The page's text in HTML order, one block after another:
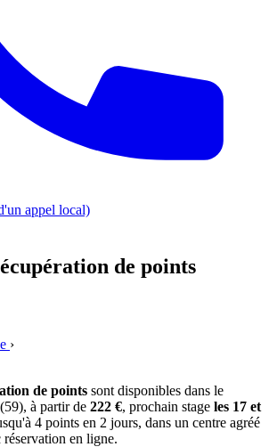
appel local)
de points
›
de points sont disponibles dans le
à partir de 222 €, prochain stage les 17 et
4 points en 2 jours, dans un centre agréé
en ligne.